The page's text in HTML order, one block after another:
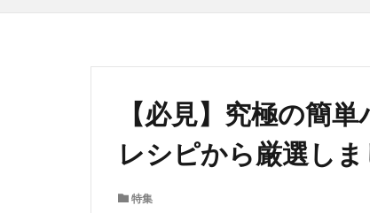
【必見】究極の簡
レシピから厳選しま
特集